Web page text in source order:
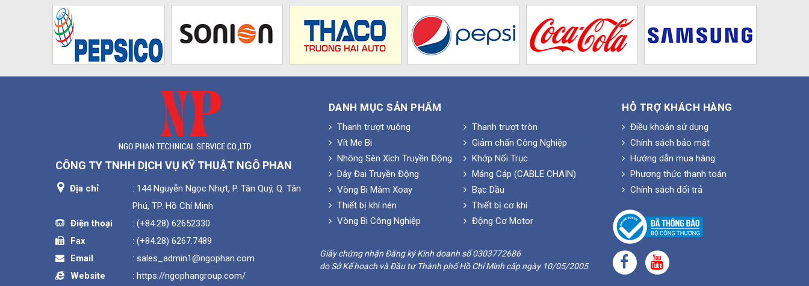
CÔNG TY TNHH DỊCH VỤ KỸ THUẬT NGÔ PHAN
Địa chỉ
: 144 Nguyễn Ngọc Nhựt, P. Tân Quý, Q. Tân
Phú, TP. Hồ Chí Minh
Điện thoại
: (+84.28) 62652330
Fax
: (+84.28) 6267.7489
Email
: sales_admin1@ngophan.com
Website
: https://ngophangroup.com/
DANH MỤC SẢN PHẨM
Thanh trượt vuông
Thanh trượt tròn
Vít Me Bi
Giảm chấn Công Nghiệp
Nhông Sên Xích Truyền Động
Khớp Nối Trục
Dây Đai Truyền Động
Máng Cáp (CABLE CHAIN)
Vòng Bi Mâm Xoay
Bạc Dầu
Thiết bị khí nén
Thiết bị cơ khí
Vòng Bi Công Nghiệp
Động Cơ Motor
HỖ TRỢ KHÁCH HÀNG
Điều khoản sử dụng
Chính sách bảo mật
Hướng dẫn mua hàng
Phương thức thanh toán
Chính sách đổi trả
Giấy chứng nhận Đăng ký Kinh doanh số 0303772686
do Sở Kế hoạch và Đầu tư Thành phố Hồ Chí Minh cấp ngày 10/05/2005